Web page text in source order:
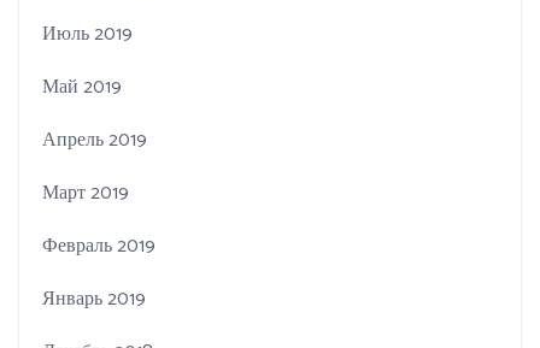
Июль 2019
Май 2019
Апрель 2019
Март 2019
Февраль 2019
Январь 2019